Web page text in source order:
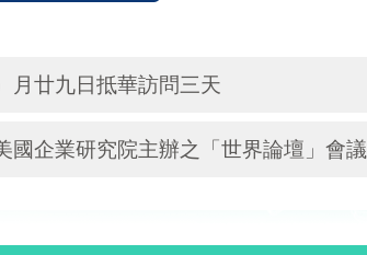
月廿九日抵華訪問三天
企業研究院主辦之「世界論壇」會